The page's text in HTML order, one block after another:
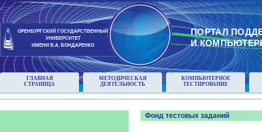
ОРЕНБУРГСКИЙ ГОСУДАРСТВЕННЫЙ
УНИВЕРСИТЕТ
ИМЕНИ В.А. БОНДАРЕНКО
ПОРТАЛ
И
ГЛАВНАЯ
СТРАНИЦА
МЕТОДИЧЕСКАЯ
ДЕЯТЕЛЬНОСТЬ
КОМПЬЮТЕРНОЕ
ТЕСТИРОВАНИЕ
Фонд тестовых заданий